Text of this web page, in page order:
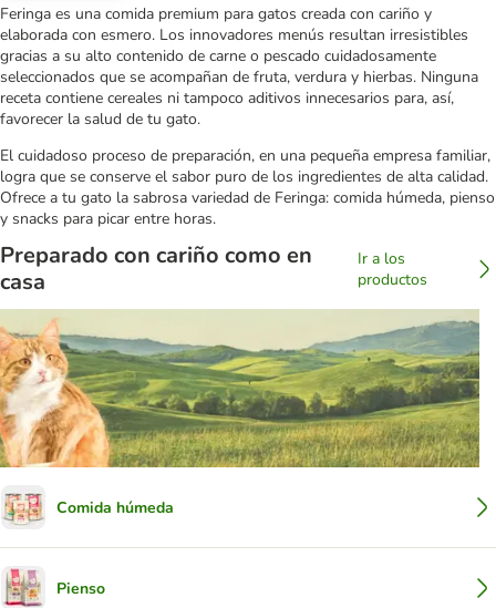
Feringa es una comida premium para gatos creada con cariño y
elaborada con esmero. Los innovadores menús resultan irresistibles
gracias a su alto contenido de carne o pescado cuidadosamente
seleccionados que se acompañan de fruta, verdura y hierbas. Ninguna
receta contiene cereales ni tampoco aditivos innecesarios para, así,
favorecer la salud de tu gato.
El cuidadoso proceso de preparación, en una pequeña empresa familiar,
logra que se conserve el sabor puro de los ingredientes de alta calidad.
Ofrece a tu gato la sabrosa variedad de Feringa: comida húmeda, pienso
y snacks para picar entre horas.
Preparado con cariño como en
casa
Ir a los
productos
Comida húmeda
Pienso